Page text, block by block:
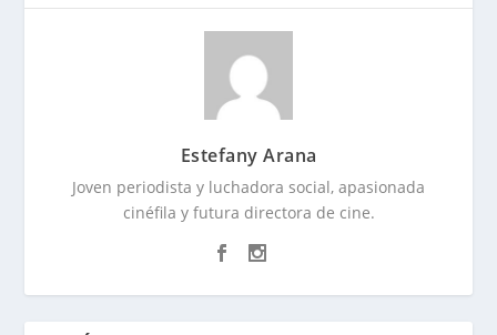
Estefany Arana
Joven periodista y luchadora social, apasionada
cinéfila y futura directora de cine.